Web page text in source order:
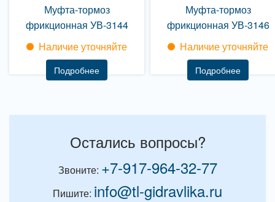
Муфта-тормоз
фрикционная УВ-3144
Наличие уточняйте
Подробнее
Муфта-тормоз
фрикционная УВ-3146
Наличие уточняйте
Подробнее
Остались вопросы?
Звоните: +7-917-964-32-77
Пишите: info@tl-gidravlika.ru